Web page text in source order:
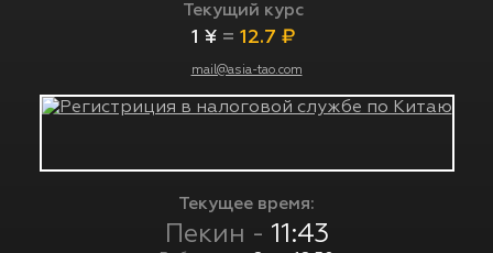
Текущий курс
1 ¥ = 12.7 ₽
mail@asia-tao.com
Текущее время:
Пекин - 11:43